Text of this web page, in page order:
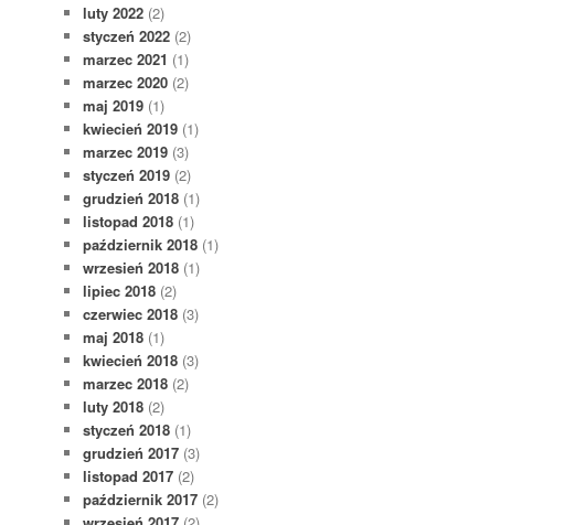
luty 2022 (2)
styczeń 2022 (2)
marzec 2021 (1)
marzec 2020 (2)
maj 2019 (1)
kwiecień 2019 (1)
marzec 2019 (3)
styczeń 2019 (2)
grudzień 2018 (1)
listopad 2018 (1)
październik 2018 (1)
wrzesień 2018 (1)
lipiec 2018 (2)
czerwiec 2018 (3)
maj 2018 (1)
kwiecień 2018 (3)
marzec 2018 (2)
luty 2018 (2)
styczeń 2018 (1)
grudzień 2017 (3)
listopad 2017 (2)
październik 2017 (2)